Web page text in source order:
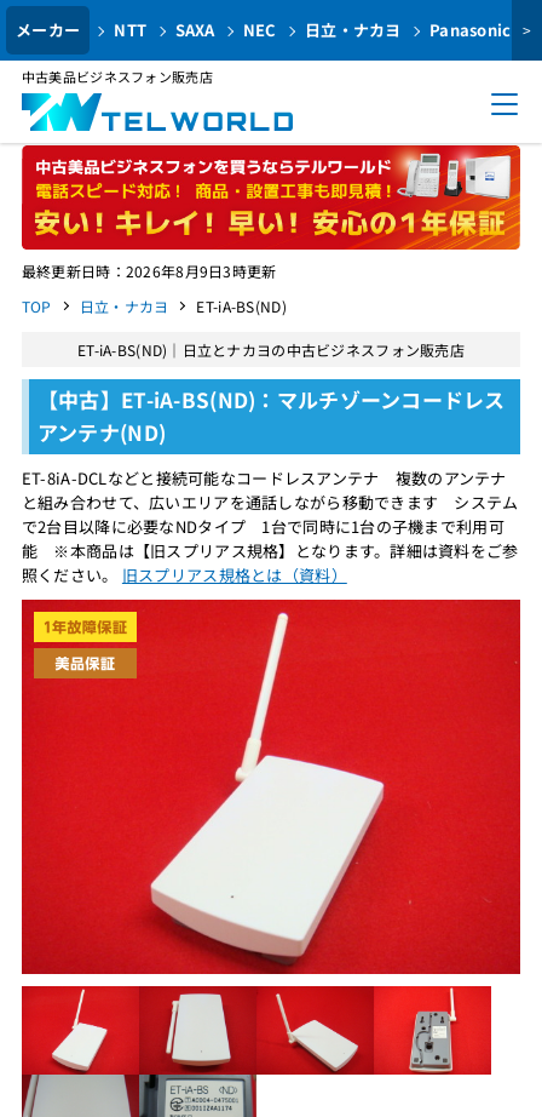
メーカー NTT SAXA NEC 日立・ナカヨ Panasonic >
中古美品ビジネスフォン販売店
最終更新日時：2026年8月9日3時更新
TOP
日立・ナカヨ ET-iA-BS(ND)
ET-iA-BS(ND)｜日立とナカヨの中古ビジネスフォン販売店
【中古】ET-iA-BS(ND)：マルチゾーンコードレス
アンテナ(ND)
ET-8iA-DCLなどと接続可能なコードレスアンテナ 複数のアンテナ
と組み合わせて、広いエリアを通話しながら移動できます システム
で2台目以降に必要なNDタイプ 1台で同時に1台の子機まで利用可
能 ※本商品は【旧スプリアス規格】となります。詳細は資料をご参
照ください。 旧スプリアス規格とは（資料）